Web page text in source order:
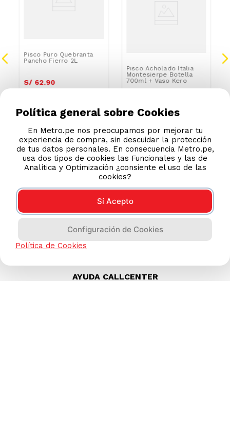
Pisco Puro Quebranta
Pancho Fierro 2L
S/ 62.90
Pisco Acholado Italia
Montesierpe Botella
700ml + Vaso Kero
AYUDA CALLCENTER
Política general sobre Cookies
En Metro.pe nos preocupamos por mejorar tu
experiencia de compra, sin descuidar la protección
de tus datos personales. En consecuencia Metro.pe,
usa dos tipos de cookies las Funcionales y las de
Analítica y Optimización ¿consiente el uso de las
cookies?
Sí Acepto
Configuración de Cookies
Política de Cookies